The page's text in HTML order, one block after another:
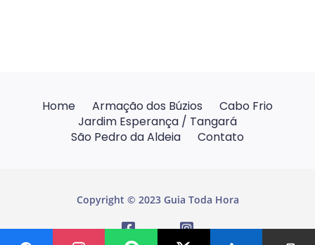
Home Armação dos Búzios
Cabo Frio
Jardim Esperança / Tangará
São Pedro da Aldeia
Contato
Copyright © 2023 Guia Toda Hora